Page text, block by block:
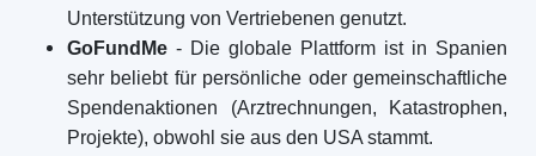
Unterstützung von Vertriebenen genutzt.
GoFundMe - Die globale Plattform ist in Spanien
sehr beliebt für persönliche oder gemeinschaftliche
Spendenaktionen (Arztrechnungen, Katastrophen,
Projekte), obwohl sie aus den USA stammt.